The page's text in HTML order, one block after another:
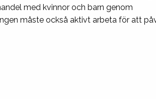
med kvinnor och barn genom
måste också aktivt arbeta för att